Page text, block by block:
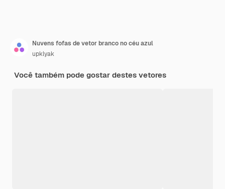
Nuvens fofas de vetor branco no céu azul
upklyak
Você também pode gostar destes vetores